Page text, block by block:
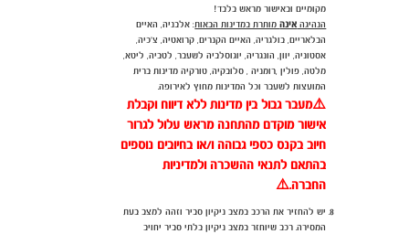
מקומיים ובאישור מראש בלבד!
הנהיגה אינהמותרת במדינות הבאות: אלבניה, האיים
הבלאריים, בולגריה, האיים הקנרים, קרואטיה, צ'כיה,
אסטוניה, יוון, הונגריה, יוגוסלביה לשעבר, לטביה, ליטא,
מלטה, פולין ,רומניה , סלובקיה, טורקיה מדינות ברית
המועצות לשעבר וכל המדינות מחוץ לאירופה.
⚠️מעבר גבול בין מדינות ללא דיווח וקבלת
אישור מוקדם מהתחנה מראש עלול לגרור
חיוב בקנס כספי גבוהה ו/או בחיובים נוספים
בהתאם לתנאי ההשכרה ולמדיניות
החברה.⚠️
יש להחזיר את הרכב במצב ניקיון סביר וזהה למצב בעת
המסירה. רכב שיוחזר במצב ניקיון בלתי סביר יחויב